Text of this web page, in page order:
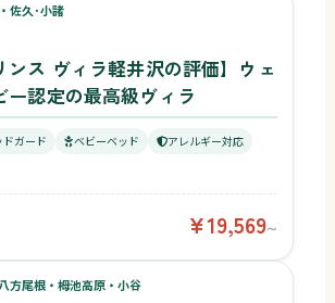
佐久･小諸
ンス ヴィラ軽井沢の評価】ウェ
ー認定の最高級ヴィラ
ドガード ベビーベッド
アレルギー対応
¥19,569〜
方尾根・栂池高原・小谷